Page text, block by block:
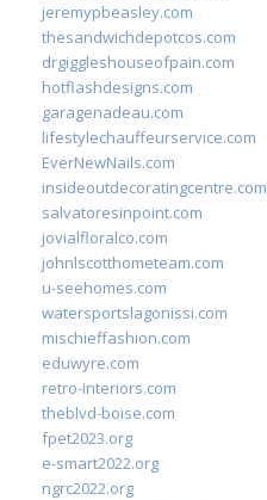
jeremypbeasley.com
thesandwichdepotcos.com
drgiggleshouseofpain.com
hotflashdesigns.com
garagenadeau.com
lifestylechauffeurservice.com
EverNewNails.com
insideoutdecoratingcentre.com
salvatoresinpoint.com
jovialfloralco.com
johnlscotthometeam.com
u-seehomes.com
watersportslagonissi.com
mischieffashion.com
eduwyre.com
retro-interiors.com
theblvd-boise.com
fpet2023.org
e-smart2022.org
ngrc2022.org